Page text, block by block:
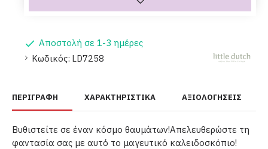
Αποστολή σε 1-3 ημέρες
Κωδικός: LD7258
ΠΕΡΙΓΡΑΦΉ ΧΑΡΑΚΤΗΡΙΣΤΙΚΆ ΑΞΙΟΛΟΓΉΣΕΙΣ
Βυθιστείτε σε έναν κόσμο θαυμάτων!Απελευθερώστε τη
φαντασία σας με αυτό το μαγευτικό καλειδοσκόπιο!